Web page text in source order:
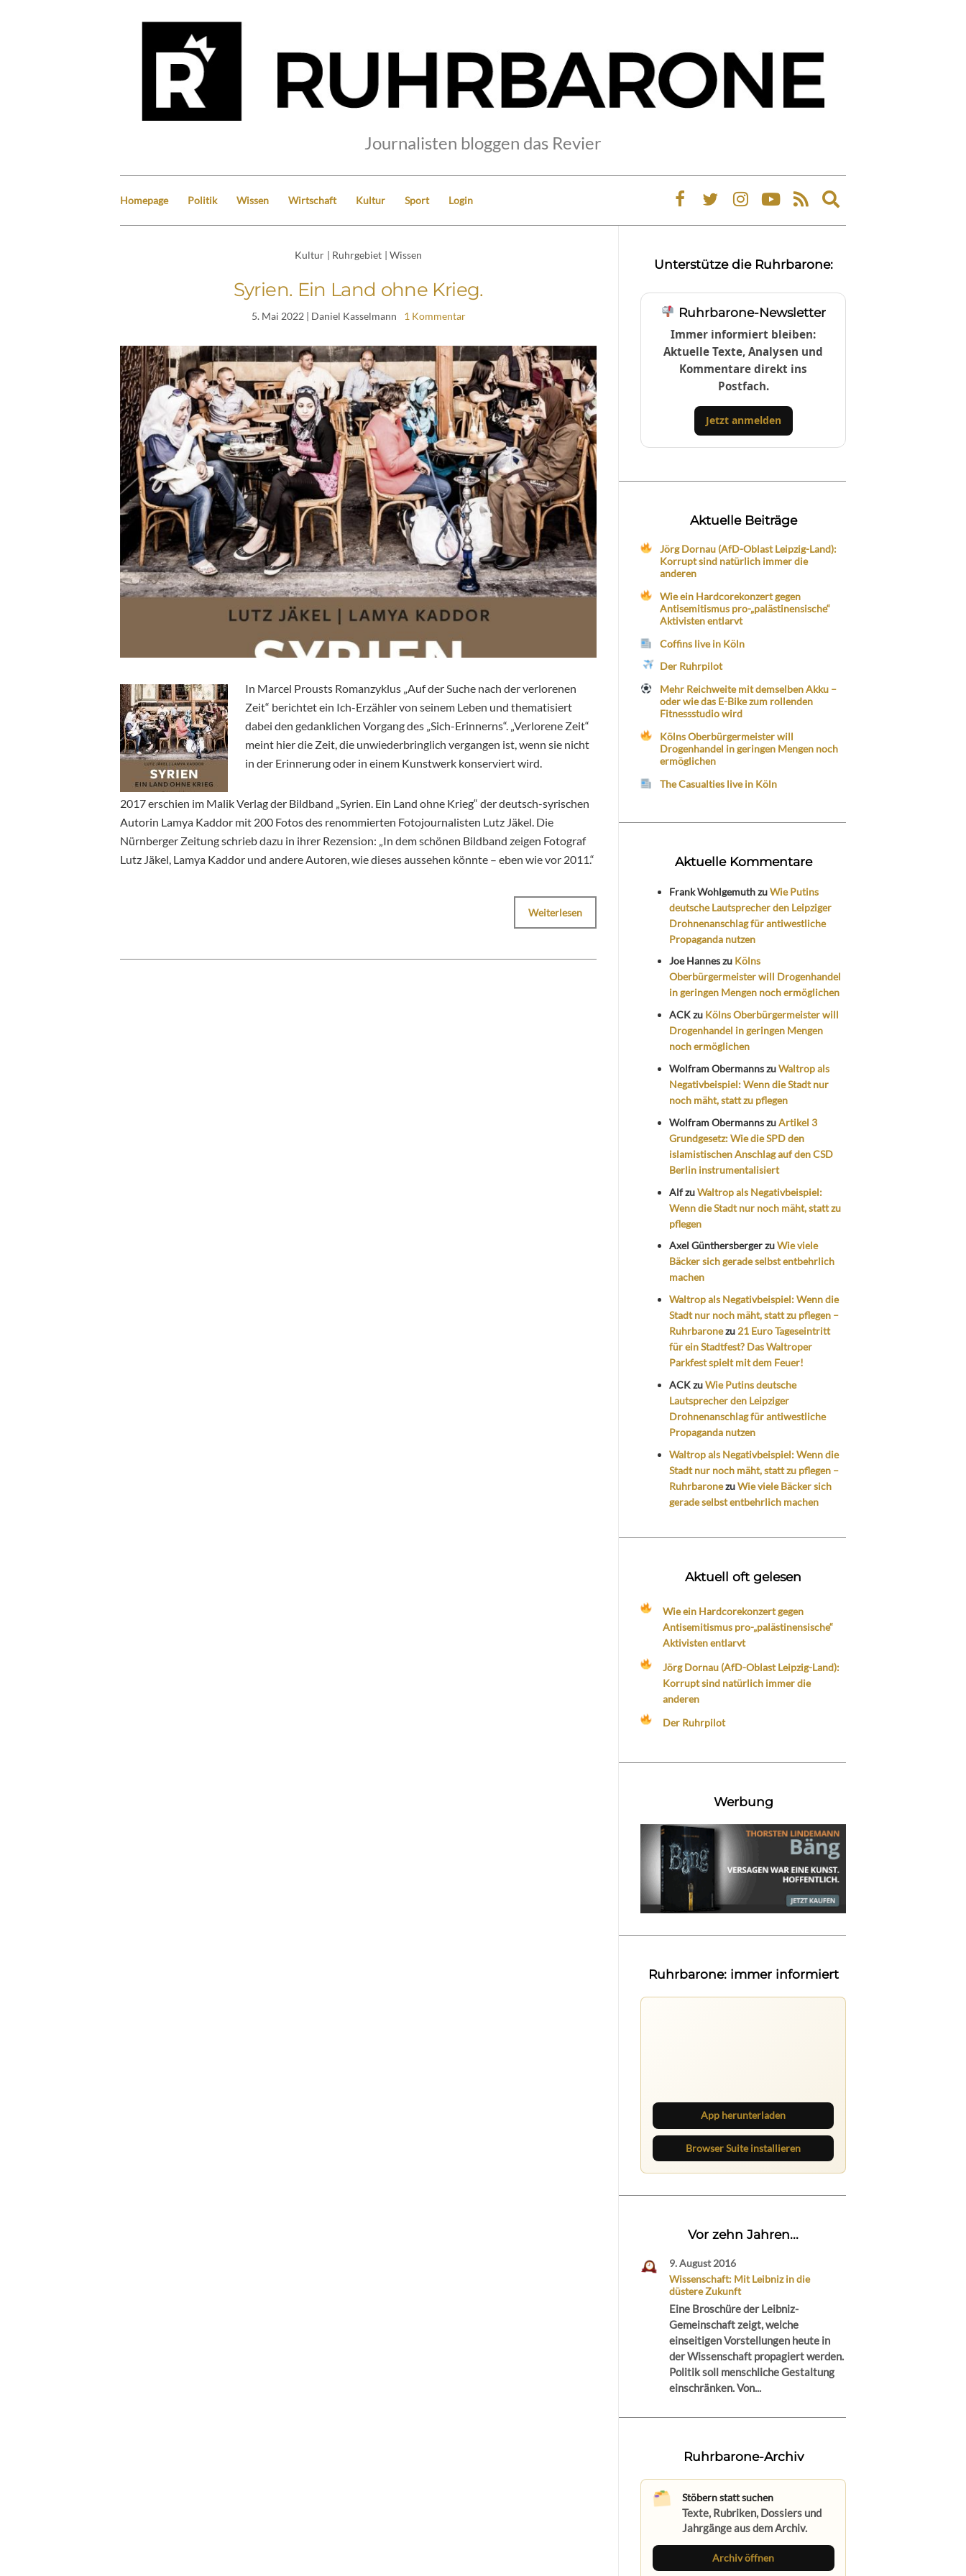
Journalisten bloggen das Revier
Homepage Politik Wissen Wirtschaft Kultur Sport Login
Expand
search
Kultur | Ruhrgebiet | Wissen
Syrien. Ein Land ohne Krieg.
5. Mai 2022| Daniel Kasselmann 1 Kommentar
In Marcel Prousts Romanzyklus „Auf der Suche nach der verlorenen
Zeit“ berichtet ein Ich-Erzähler von seinem Leben und thematisiert
dabei den gedanklichen Vorgang des „Sich-Erinnerns“. „Verlorene Zeit“
meint hier die Zeit, die unwiederbringlich vergangen ist, wenn sie nicht
in der Erinnerung oder in einem Kunstwerk konserviert wird.
2017 erschien im Malik Verlag der Bildband „Syrien. Ein Land ohne Krieg“ der deutsch-syrischen
Autorin Lamya Kaddor mit 200 Fotos des renommierten Fotojournalisten Lutz Jäkel. Die
Nürnberger Zeitung schrieb dazu in ihrer Rezension: „In dem schönen Bildband zeigen Fotograf
Lutz Jäkel, Lamya Kaddor und andere Autoren, wie dieses aussehen könnte – eben wie vor 2011.“
Weiterlesen
Unterstütze die Ruhrbarone:
Ruhrbarone-Newsletter
Immer informiert bleiben:
Aktuelle Texte, Analysen und
Kommentare direkt ins
Postfach.
Jetzt anmelden
Aktuelle Beiträge
Jörg Dornau (AfD-Oblast Leipzig-Land):
Korrupt sind natürlich immer die
anderen
Wie ein Hardcorekonzert gegen
Antisemitismus pro-„palästinensische“
Aktivisten entlarvt
Coffins live in Köln
Der Ruhrpilot
Mehr Reichweite mit demselben Akku –
oder wie das E-Bike zum rollenden
Fitnessstudio wird
Kölns Oberbürgermeister will
Drogenhandel in geringen Mengen noch
ermöglichen
The Casualties live in Köln
Aktuelle Kommentare
Frank WohlgemuthzuWie Putins
deutsche Lautsprecher den Leipziger
Drohnenanschlag für antiwestliche
Propaganda nutzen
Joe Hanneszu Kölns
Oberbürgermeister will Drogenhandel
in geringen Mengen noch ermöglichen
ACKzu Kölns Oberbürgermeister will
Drogenhandel in geringen Mengen
noch ermöglichen
Wolfram ObermannszuWaltrop als
Negativbeispiel: Wenn die Stadt nur
noch mäht, statt zu pflegen
Wolfram ObermannszuArtikel 3
Grundgesetz: Wie die SPD den
islamistischen Anschlag auf den CSD
Berlin instrumentalisiert
AlfzuWaltrop als Negativbeispiel:
Wenn die Stadt nur noch mäht, statt zu
pflegen
Axel GünthersbergerzuWie viele
Bäcker sich gerade selbst entbehrlich
machen
Waltrop als Negativbeispiel: Wenn die
Stadt nur noch mäht, statt zu pflegen –
Ruhrbaronezu 21 Euro Tageseintritt
für ein Stadtfest? Das Waltroper
Parkfest spielt mit dem Feuer!
ACKzuWie Putins deutsche
Lautsprecher den Leipziger
Drohnenanschlag für antiwestliche
Propaganda nutzen
Waltrop als Negativbeispiel: Wenn die
Stadt nur noch mäht, statt zu pflegen –
RuhrbaronezuWie viele Bäcker sich
gerade selbst entbehrlich machen
Aktuell oft gelesen
Wie ein Hardcorekonzert gegen
Antisemitismus pro-„palästinensische“
Aktivisten entlarvt
Jörg Dornau (AfD-Oblast Leipzig-Land):
Korrupt sind natürlich immer die
anderen
Der Ruhrpilot
Werbung
Ruhrbarone: immer informiert
App herunterladen
Browser Suite installieren
Vor zehn Jahren...
9. August 2016
Wissenschaft: Mit Leibniz in die
düstere Zukunft
Eine Broschüre der Leibniz-
Gemeinschaft zeigt, welche
einseitigen Vorstellungen heute in
der Wissenschaft propagiert werden.
Politik soll menschliche Gestaltung
einschränken. Von...
Ruhrbarone-Archiv
Stöbern statt suchen
Texte, Rubriken, Dossiers und
Jahrgänge aus dem Archiv.
Archiv öffnen